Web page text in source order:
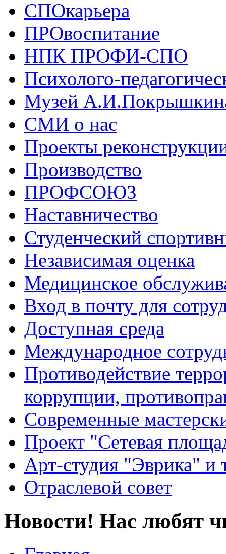
СПОкарьера
ПРОвоспитание
НПК ПРОФИ-СПО
Психолого-
Музей
СМИ о нас
Проекты
Производство
ПРОФСОЮЗ
Наставничество
Студенческий
Независимая оценка
Медицинское
Вход в почту для
Доступная среда
Международное
Противодействие
коррупции,
Современные
Проект "Сетевая
Арт-студия "Эврика" и
Отраслевой совет
Новости! Нас любят